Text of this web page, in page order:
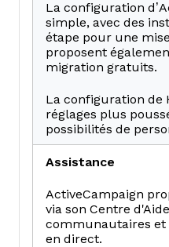
La configuration
simple, avec des
étape pour une
proposent
migration gratuits.
La configuration de
réglages plus
possibilités de
Assistance
ActiveCampaign
via son Centre
communautaires et
en direct.